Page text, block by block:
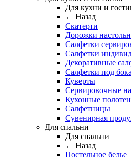
Для кухни и
← Назад
Скатерти
Дорожки
Салфетки
Салфетки
Декоративные
Салфетки под
Куверты
Сервировочные
Кухонные
Салфетницы
Сувенирная
Для спальни
Для спальни
← Назад
Постельное белье